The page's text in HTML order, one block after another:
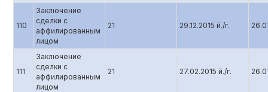
110
Заключение
сделки с
аффилированным
лицом
21 29.12.2015 й./г.
111
Заключение
сделки с
аффилированным
лицом
21 27.02.2015 й./г.